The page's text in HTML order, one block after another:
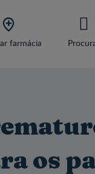

farmácia
os